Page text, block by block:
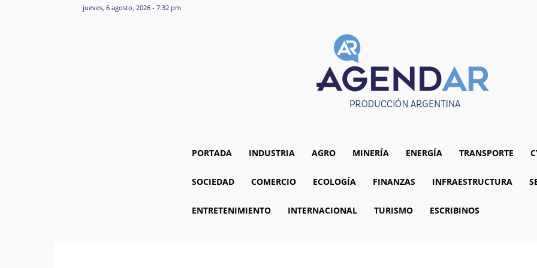
jueves, 6 agosto, 2026 - 7:32 pm
PORTADA INDUSTRIA AGRO MINERÍA ENERGÍA TRANSPORTE
SOCIEDAD COMERCIO ECOLOGÍA FINANZAS INFRAESTRUCTURA
ENTRETENIMIENTO INTERNACIONAL TURISMO ESCRIBINOS